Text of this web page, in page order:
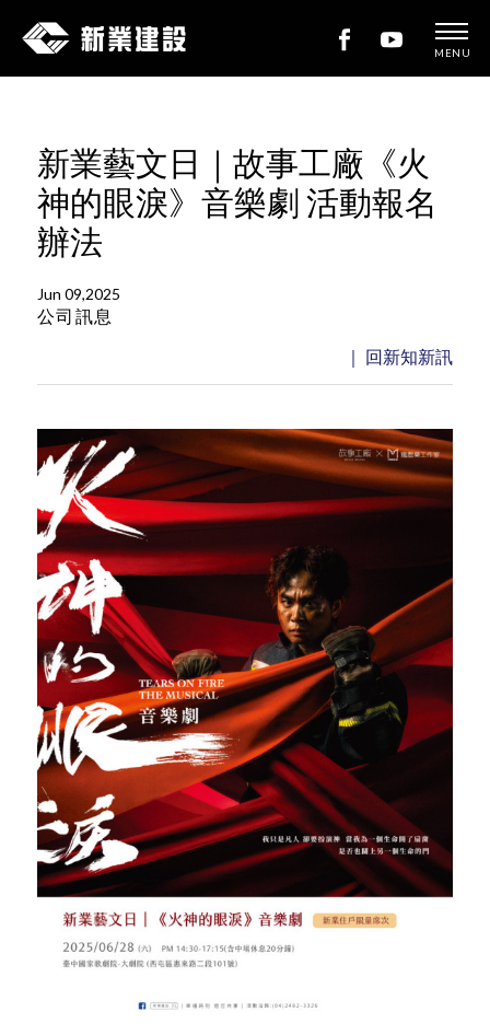
新
建
設
MENU
新業藝文日｜故事工廠《火
神的眼淚》音樂劇 活動報名
辦法
Jun 09,2025
公司訊息
｜ 回新知新訊